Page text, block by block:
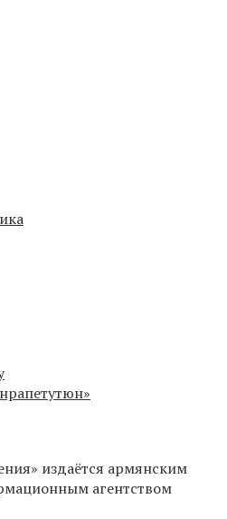
издаётся армянским
агентством